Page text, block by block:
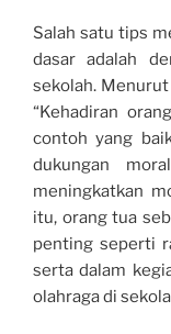
Salah satu tips
dasar adalah
sekolah.
“Kehadiran
contoh yang
dukungan
meningkatkan
itu, orang tua
penting seperti
serta dalam
olahraga di